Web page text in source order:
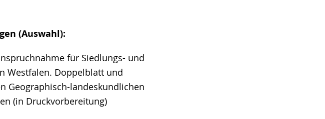
(Auswahl):
für Siedlungs- und
Westfalen. Doppelblatt und
Geographisch-landeskundlichen
(in Druckvorbereitung)